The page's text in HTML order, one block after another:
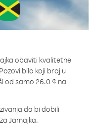
obaviti kvalitetne
Pozovi bilo koji broj u
od samo 26.0 ¢ na
da bi dobili
Jamajka.